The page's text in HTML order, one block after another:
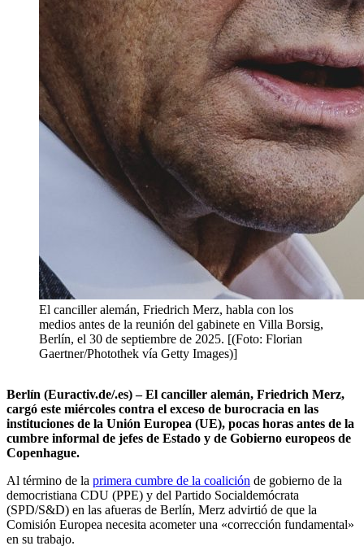
El canciller alemán, Friedrich Merz, habla con los
medios antes de la reunión del gabinete en Villa Borsig,
Berlín, el 30 de septiembre de 2025. [(Foto: Florian
Gaertner/Photothek vía Getty Images)]
Berlín (Euractiv.de/.es) – El canciller alemán, Friedrich Merz,
cargó este miércoles contra el exceso de burocracia en las
instituciones de la Unión Europea (UE), pocas horas antes de la
cumbre informal de jefes de Estado y de Gobierno europeos de
Copenhague.
Al término de la primera cumbre de la coalición de gobierno de la
democristiana CDU (PPE) y del Partido Socialdemócrata
(SPD/S&D) en las afueras de Berlín, Merz advirtió de que la
Comisión Europea necesita acometer una «corrección fundamental»
en su trabajo.